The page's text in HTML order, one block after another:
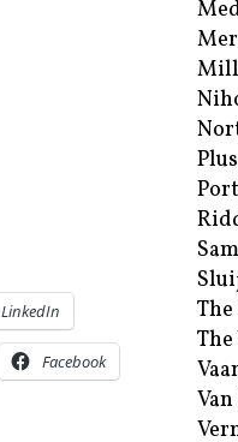
LinkedIn
Facebook
Plus